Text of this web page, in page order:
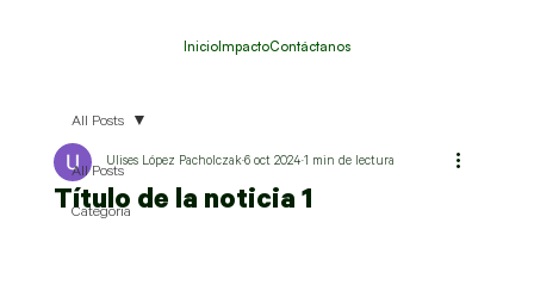
InicioImpactoContáctanos
All Posts
Categoria
All Posts
Título de la noticia 1
Ulises López Pacholczak6 oct 20241 min de lectura